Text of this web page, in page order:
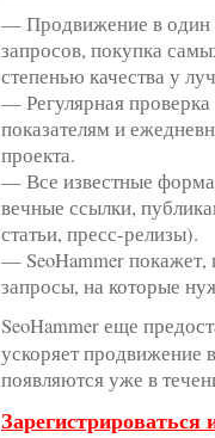
— Продвижение в один
запросов, покупка
степенью качества у
— Регулярная проверка
показателям и
проекта.
— Все известные
вечные ссылки,
статьи, пресс-релизы).
— SeoHammer покажет,
запросы, на которые
SeoHammer еще
ускоряет продвижение
появляются уже в